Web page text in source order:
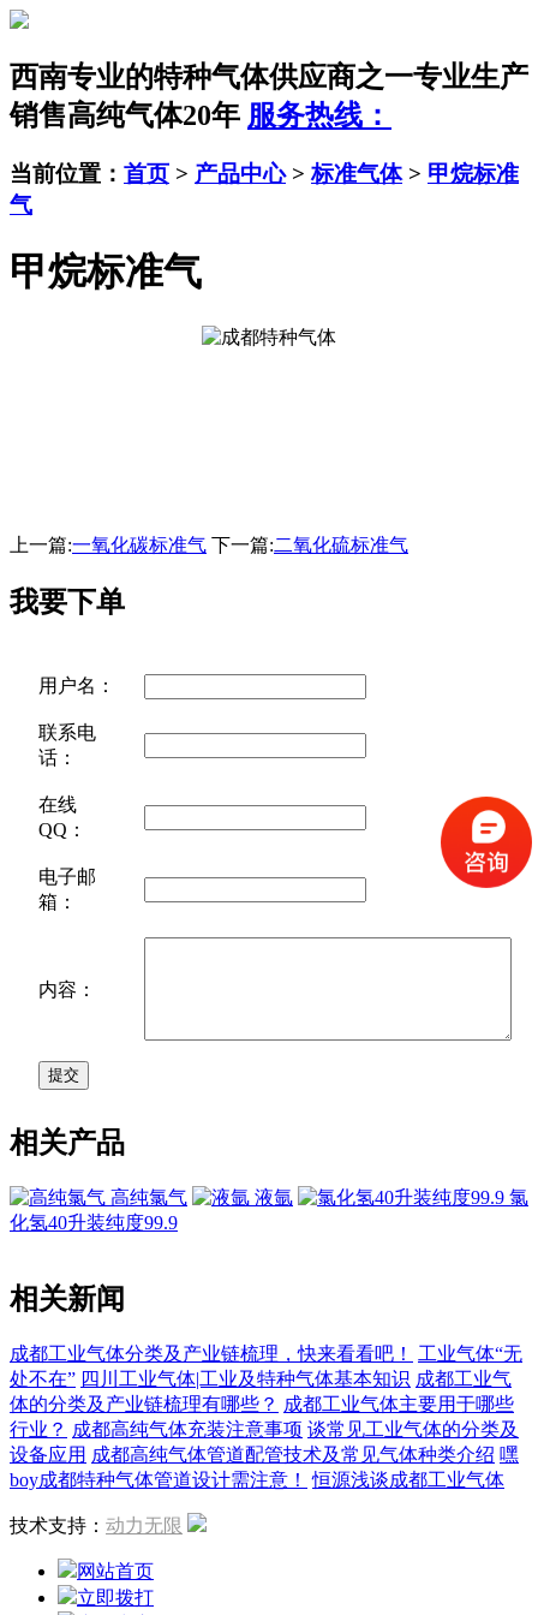
西南专业的特种气体供应商之一专业生产
销售高纯气体20年 服务热线：
当前位置： 首页 > 产品中心>标准气体> 甲烷标准
气
甲烷标准气
上一篇:一氧化碳标准气 下一篇:二氧化硫标准气
我要下单
用户名：
联系电
话：
在线
QQ：
电子邮
箱：
内容：
相关产品
高纯氯气 液氩
氯
化氢40升装纯度99.9
相关新闻
成都工业气体分类及产业链梳理，快来看看吧！
工业气体“无
处不在” 四川工业气体|工业及特种气体基本知识 成都工业气
体的分类及产业链梳理有哪些？ 成都工业气体主要用于哪些
行业？ 成都高纯气体充装注意事项 谈常见工业气体的分类及
设备应用 成都高纯气体管道配管技术及常见气体种类介绍 嘿
boy成都特种气体管道设计需注意！
恒源浅谈成都工业气体
技术支持： 动力无限
网站首页
立即拨打